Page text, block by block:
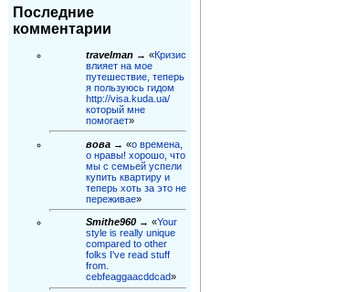
Последние
комментарии
travelman → «Кризис
влияет на мое
путешествие, теперь
я пользуюсь гидом
http://visa.kuda.ua/
который мне
помогает»
вова → «о времена,
о нравы! хорошо, что
мы с семьей успели
купить квартиру и
теперь хоть за это не
переживае»
Smithe960 → «Your
style is really unique
compared to other
folks I've read stuff
from.
cebfeaggaacddcad»